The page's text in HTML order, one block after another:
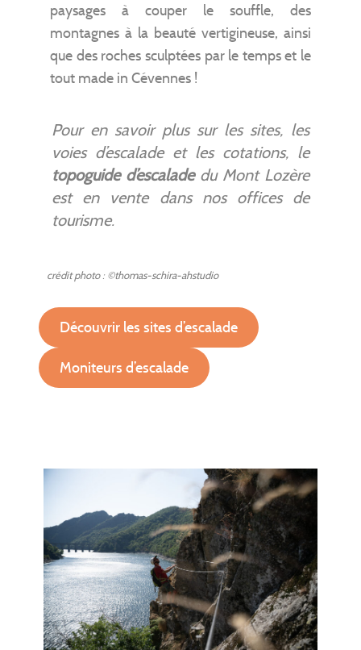
paysages à couper le souffle, des
montagnes à la beauté vertigineuse, ainsi
que des roches sculptées par le temps et le
tout made in Cévennes !
Pour en savoir plus sur les sites, les
voies d’escalade et les cotations, le
topoguide d’escaladedu Mont Lozère
est en vente dans nos offices de
tourisme.
crédit photo : ©thomas-schira-ahstudio
Découvrir les sites d’escalade
Moniteurs d’escalade